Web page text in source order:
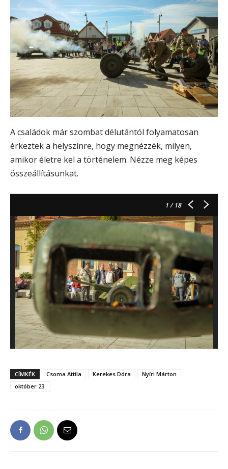
A családok már szombat délutántól folyamatosan
érkeztek a helyszínre, hogy megnézzék, milyen,
amikor életre kel a történelem. Nézze meg képes
összeállításunkat.
1/ 18
CÍMKÉK Csoma Attila Kerekes Dóra
Nyíri Márton
október 23.